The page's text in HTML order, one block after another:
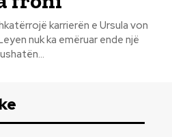
karrierën e Ursula von